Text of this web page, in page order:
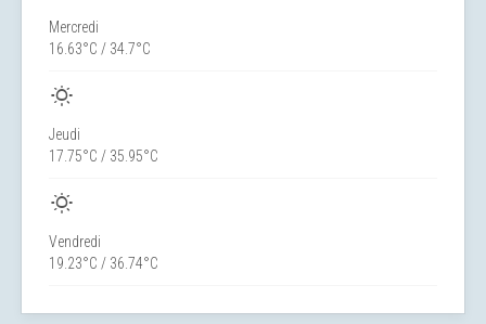
Mercredi
16.63°C / 34.7°C
Jeudi
17.75°C / 35.95°C
Vendredi
19.23°C / 36.74°C